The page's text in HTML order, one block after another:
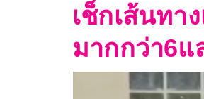
เช็กเส้นทา
มากกว่า6แ